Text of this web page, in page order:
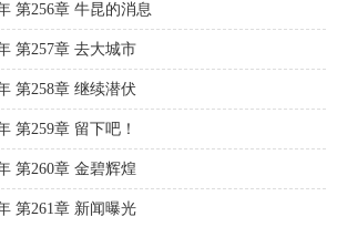
第256章 牛昆的消息
第257章 去大城市
第258章 继续潜伏
第259章 留下吧！
第260章 金碧辉煌
第261章 新闻曝光